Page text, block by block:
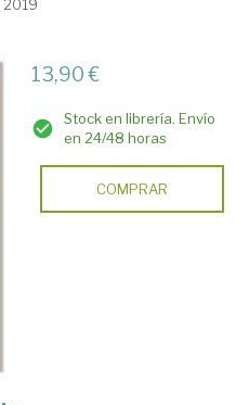
2019
13,90 €
Stock en librería. Envío
en 24/48 horas
COMPRAR